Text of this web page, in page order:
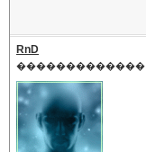
RnD
�������������